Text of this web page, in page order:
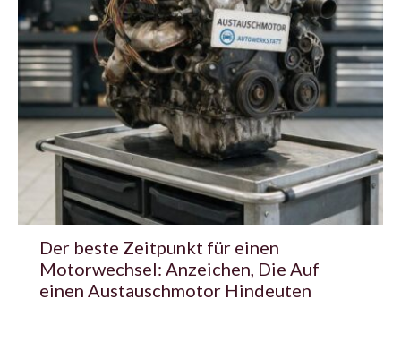
Der beste Zeitpunkt für einen
Motorwechsel: Anzeichen, Die Auf
einen Austauschmotor Hindeuten